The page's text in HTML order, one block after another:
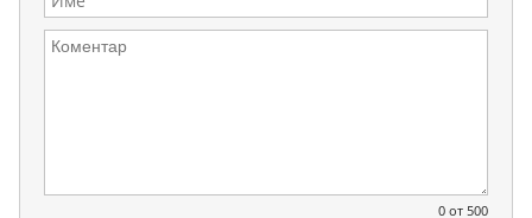
0 от 500